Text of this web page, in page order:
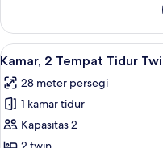
Bebas
Asap
Rokok
Kamar,
Tempat
Twin,
akses
Bebas
Asap
Lihat
semua
foto
untuk
Kamar,
2
3
Kamar, 2 Tempat Tidur
28 meter persegi
1 kamar tidur
Kapasitas 2